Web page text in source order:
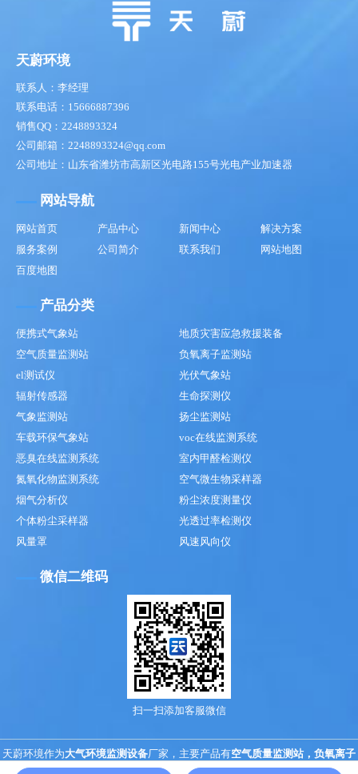
天蔚环境
联系人：李经理
联系电话：15666887396
销售QQ：2248893324
公司邮箱：2248893324@qq.com
公司地址：山东省潍坊市高新区光电路155号光电产业加速器
网站导航
网站首页 产品中心 新闻中心
解决方案
服务案例
公司简介 联系我们
网站地图
百度地图
产品分类
便携式气象站
地质灾害应急救援装备
空气质量监测站
负氧离子监测站
el测试仪
光伏气象站
辐射传感器
生命探测仪
气象监测站
扬尘监测站
车载环保气象站
voc在线监测系统
恶臭在线监测系统
室内甲醛检测仪
氮氧化物监测系统
空气微生物采样器
烟气分析仪
粉尘浓度测量仪
个体粉尘采样器
光透过率检测仪
风量罩
风速风向仪
微信二维码
扫一扫添加客服微信
天蔚环境作为大气环境监测设备厂家，主要产品有空气质量监测站，负氧离子